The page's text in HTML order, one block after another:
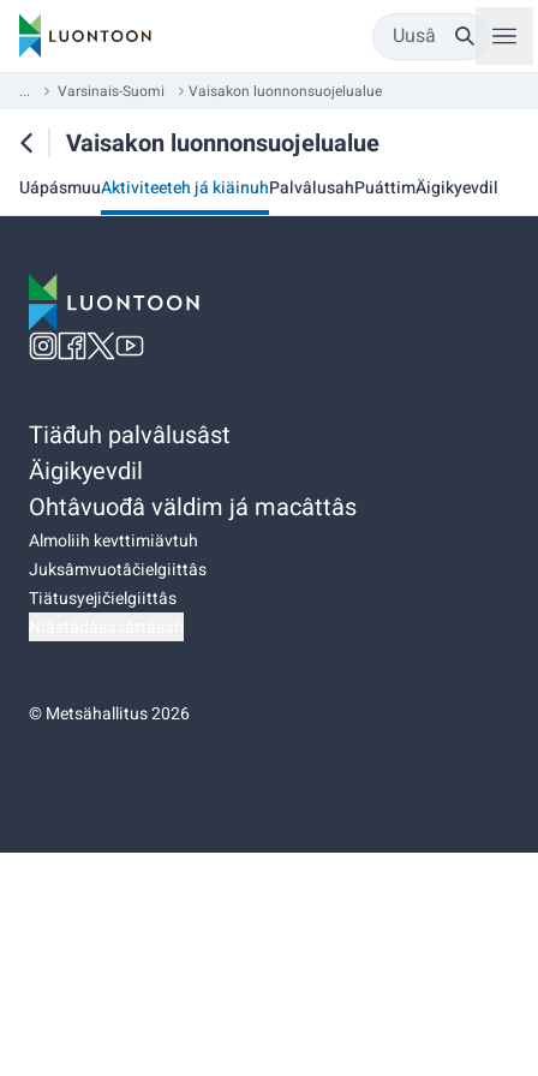
Uusâ
... Varsinais-Suomi Vaisakon luonnonsuojelualue
Vaisakon luonnonsuojelualue
UápásmuuAktiviteeteh já kiäinuhPalvâlusahPuáttimÄigikyevdil
Tiäđuh palvâlusâst
Äigikyevdil
Ohtâvuođâ väldim já macâttâs
Almoliih kevttimiävtuh
Juksâmvuotâčielgiittâs
Tiätusyejičielgiittâs
©Metsähallitus 2026